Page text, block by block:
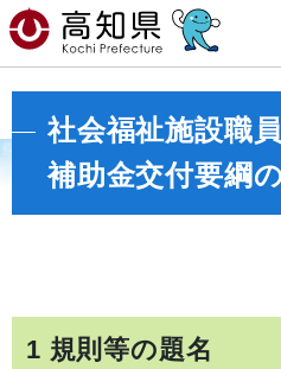
社会福祉施設職
補助金交付要綱
1 規則等の題名